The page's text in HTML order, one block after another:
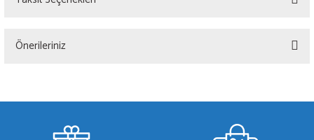
Önerileriniz
gördüğünüz noktaları öneri formunu kullanarak tarafımıza iletebilirsiniz.